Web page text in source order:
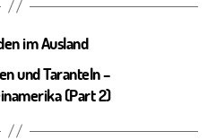
im Ausland
und Taranteln –
(Part 2)